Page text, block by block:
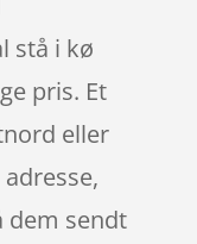
stå i kø
pris. Et
eller
dem sendt